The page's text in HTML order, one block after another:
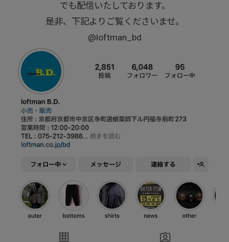
でも配信いたしております。
是非、下記よりご覧くださいませ。
@loftman_bd